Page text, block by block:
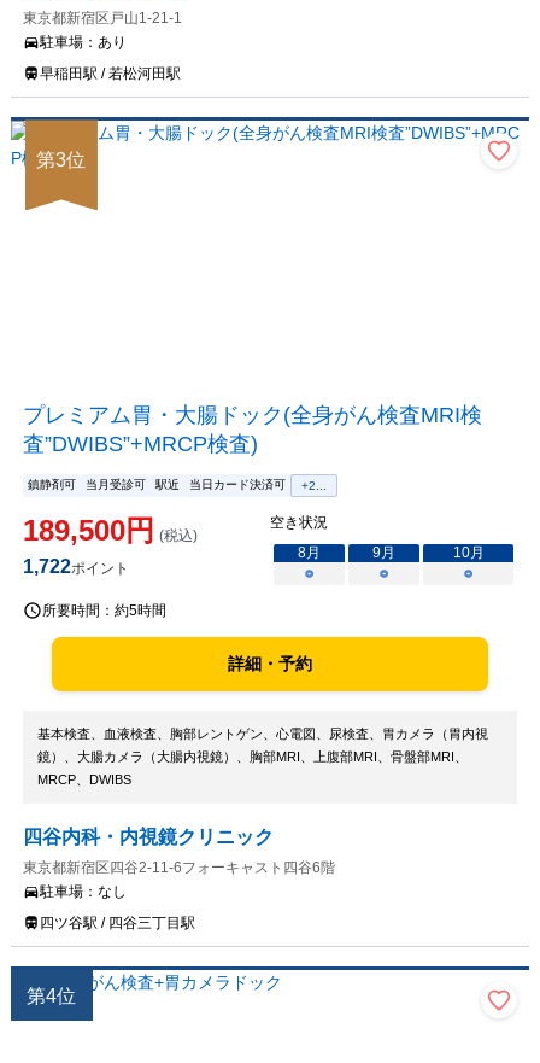
東京都新宿区戸山1-21-1
駐車場： あり
早稲田駅 / 若松河田駅
第3位
プレミアム胃・大腸ドック(全身がん検査MRI検
査”DWIBS”+MRCP検査)
鎮静剤可 当月受診可 駅近 当日カード決済可 +2...
189,500円 (税込)
1,722ポイント
空き状況
8月 9月 10月
○
○ ○
所要時間： 約5時間
詳細・予約
基本検査、血液検査、胸部レントゲン、心電図、尿検査、胃カメラ（胃内視
鏡）、大腸カメラ（大腸内視鏡）、胸部MRI、上腹部MRI、骨盤部MRI、
MRCP、DWIBS
四谷内科・内視鏡クリニック
東京都新宿区四谷2-11-6フォーキャスト四谷6階
駐車場： なし
四ツ谷駅 / 四谷三丁目駅
第4位